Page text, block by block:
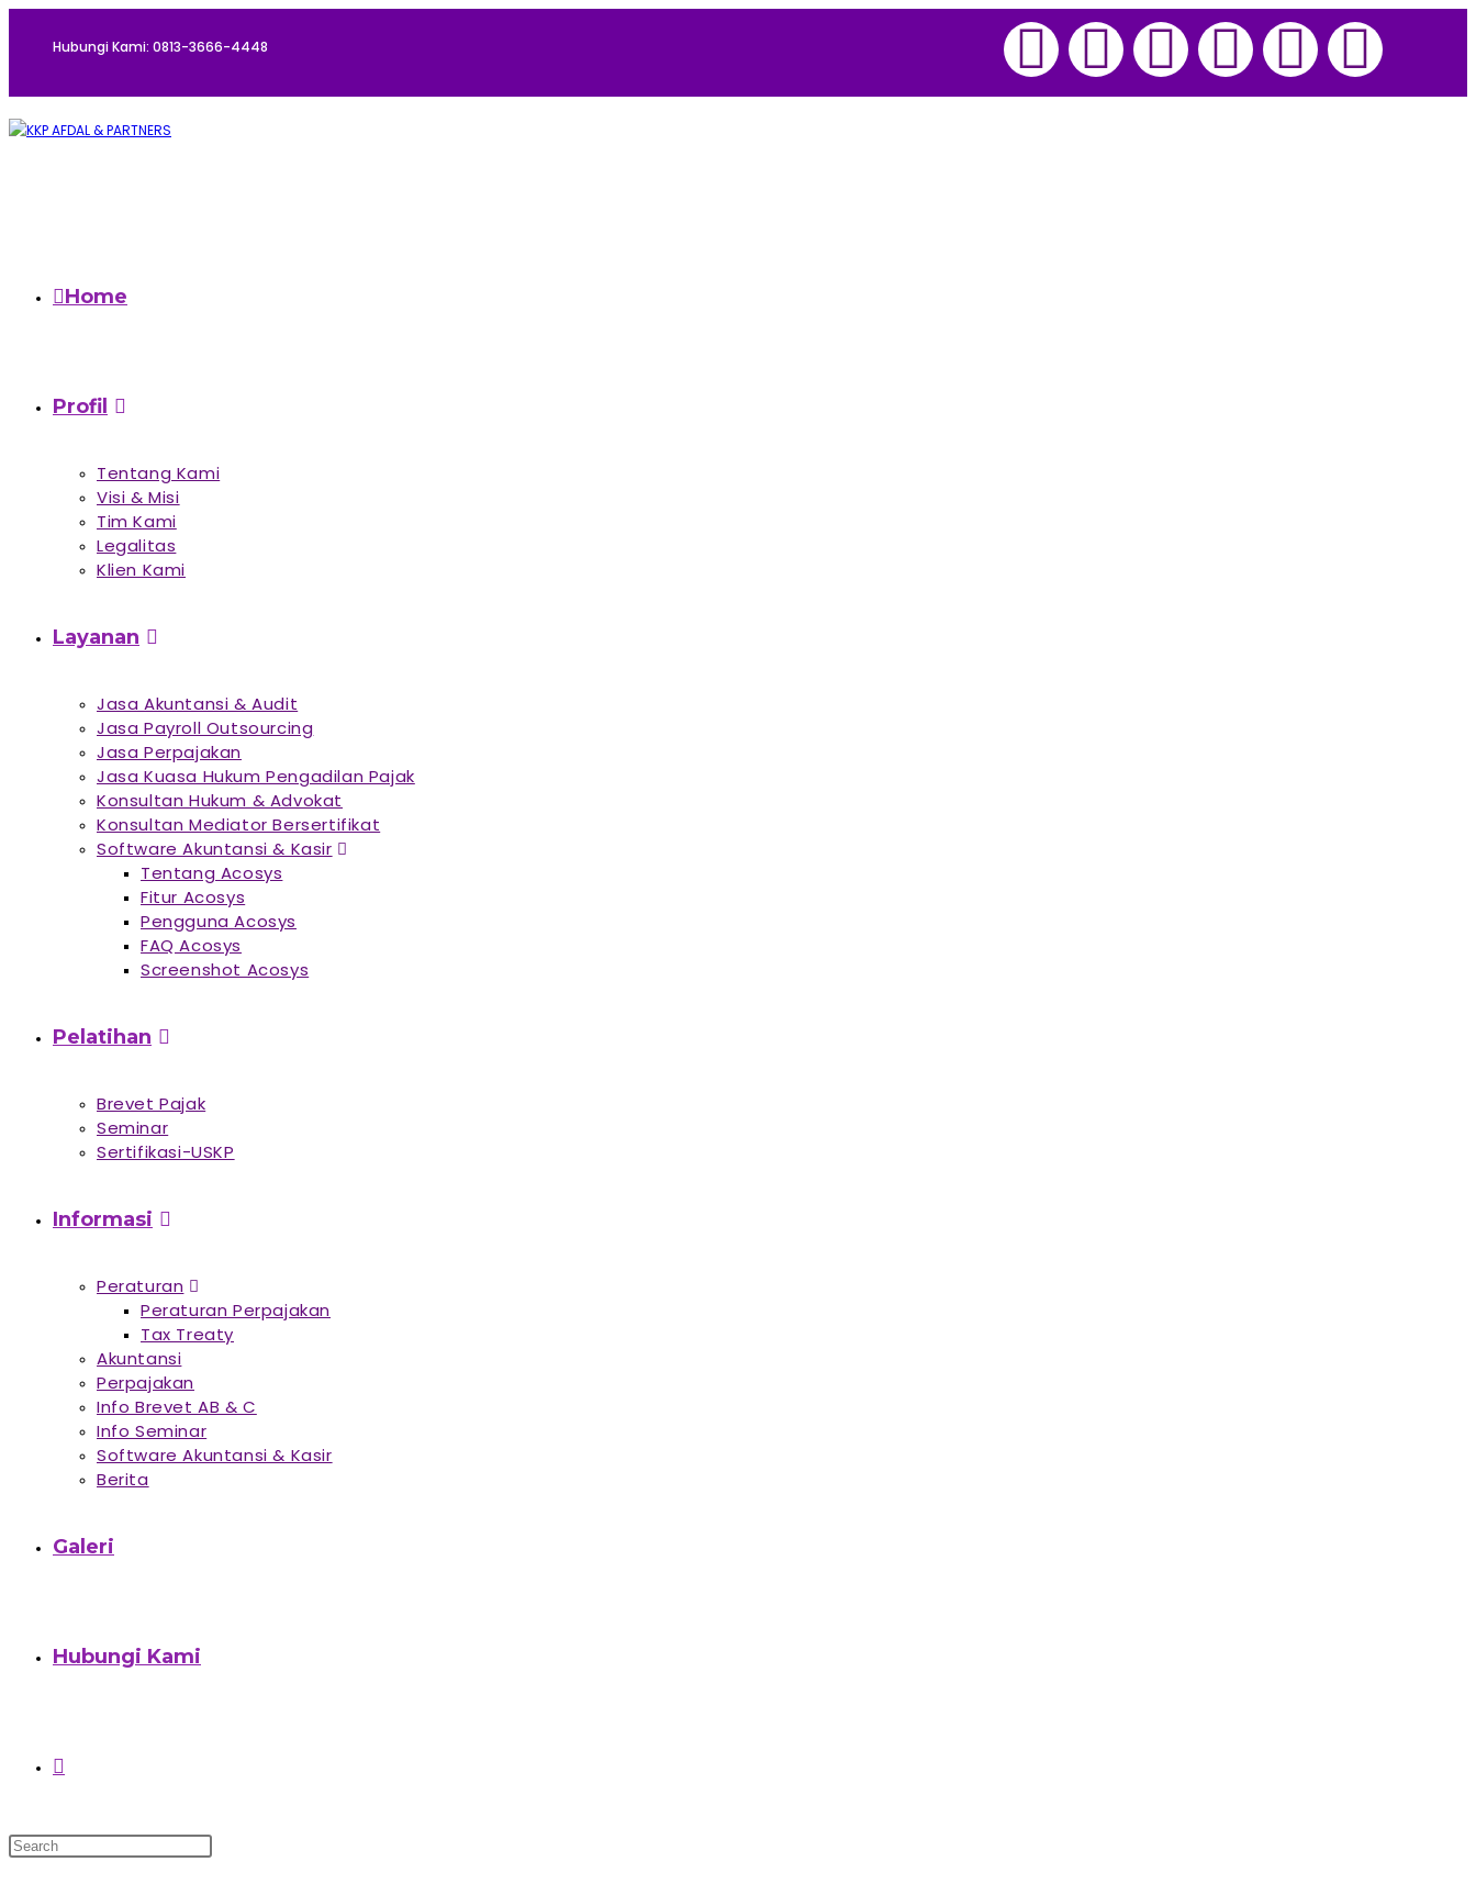
Hubungi Kami: 0813-3666-4448
Home
Profil
Tentang Kami
Visi & Misi
Tim Kami
Legalitas
Klien Kami
Layanan
Jasa Akuntansi & Audit
Jasa Payroll Outsourcing
Jasa Perpajakan
Jasa Kuasa Hukum Pengadilan Pajak
Konsultan Hukum & Advokat
Konsultan Mediator Bersertifikat
Software Akuntansi & Kasir
Tentang Acosys
Fitur Acosys
Pengguna Acosys
FAQ Acosys
Screenshot Acosys
Pelatihan
Brevet Pajak
Seminar
Sertifikasi-USKP
Informasi
Peraturan
Peraturan Perpajakan
Tax Treaty
Akuntansi
Perpajakan
Info Brevet AB & C
Info Seminar
Software Akuntansi & Kasir
Berita
Galeri
Hubungi Kami